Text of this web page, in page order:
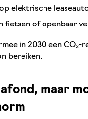
elektrische
fietsen of openbaar
in 2030 een CO₂-
bereiken.
maar